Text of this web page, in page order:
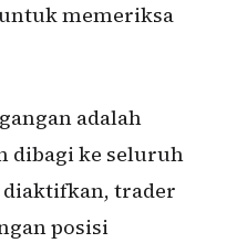
memeriksa
adalah
dibagi ke seluruh
trader
posisi